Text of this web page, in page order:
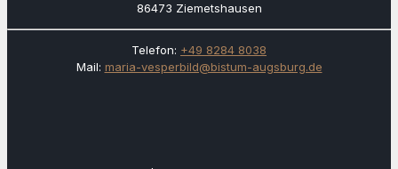
86473 Ziemetshausen
Telefon: +49 8284 8038
Mail: maria-vesperbild@bistum-augsburg.de